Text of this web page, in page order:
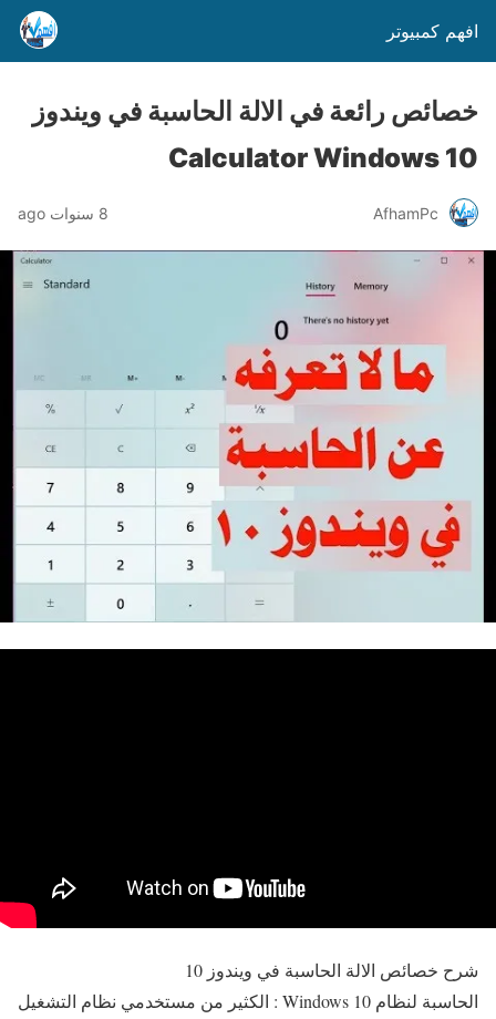
افهم كمبيوتر
خصائص رائعة في الالة الحاسبة في ويندوز
10 Calculator Windows
AfhamPc 8 سنوات ago
شرح خصائص الالة الحاسبة في ويندوز 10
الحاسبة لنظام Windows 10 : الكثير من مستخدمي نظام التشغيل